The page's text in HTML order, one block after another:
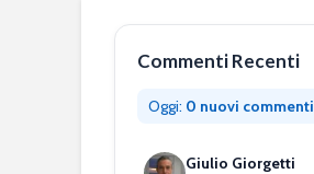
Commenti Recenti
Oggi: 0 nuovi commenti
Giulio Giorgetti